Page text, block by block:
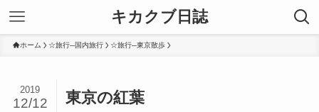
キカクブ日誌
ホーム ☆旅行─国内旅行 ☆旅行─東京散歩
東京の紅葉
2019
12/12